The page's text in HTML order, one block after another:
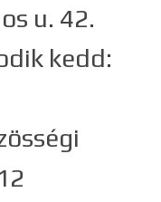
u. 42.
kedd: